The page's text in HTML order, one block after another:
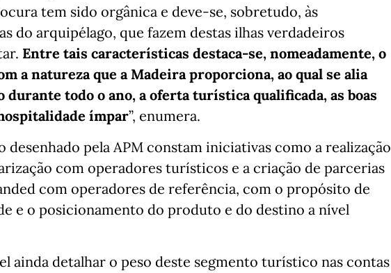
tem sido orgânica e deve-se, sobretudo, às
do arquipélago, que fazem destas ilhas verdadeiros
Entre tais características destaca-se, nomeadamente, o
a natureza que a Madeira proporciona, ao qual se alia
durante todo o ano, a oferta turística qualificada, as boas
ímpar”, enumera.
desenhado pela APM constam iniciativas como a realização
com operadores turísticos e a criação de parcerias
com operadores de referência, com o propósito de
e o posicionamento do produto e do destino a nível
ainda detalhar o peso deste segmento turístico nas contas